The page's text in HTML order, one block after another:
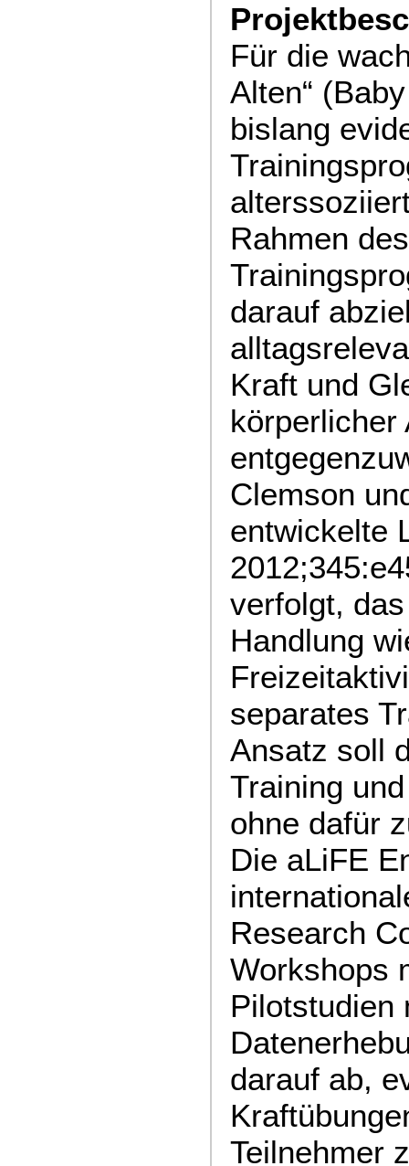
Für die
Alten“
bislang
Rahmen
darauf
Kraft und
Clemson
entwickelte
verfolgt,
Handlung
separates
Ansatz soll
Training
ohne dafür
Die aLiFE
Research
Workshops
Pilotstudien
darauf ab,
Teilnehmer